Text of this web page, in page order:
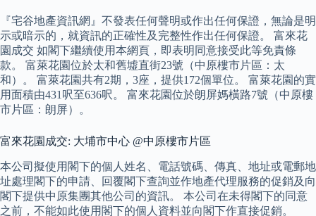
『宅谷地產資訊網』不發表任何聲明或作出任何保證，無論是明
示或暗示的，就資訊的正確性及完整性作出任何保證。 富來花
園成交 如閣下繼續使用本網頁，即表明同意接受此等免責條
款。 富萊花園位於太和舊墟直街23號（中原樓市片區：太
和）。 富萊花園共有2期，3座，提供172個單位。 富萊花園的實
用面積由431呎至636呎。 富來花園位於朗屏媽橫路7號（中原樓
市片區：朗屏）。
富來花園成交: 大埔市中心 @中原樓市片區
本公司擬使用閣下的個人姓名、電話號碼、傳真、地址或電郵地
址處理閣下的申請、回覆閣下查詢並作地產代理服務的促銷及向
閣下提供中原集團其他公司的資訊。 本公司在未得閣下的同意
之前，不能如此使用閣下的個人資料並向閣下作直接促銷。